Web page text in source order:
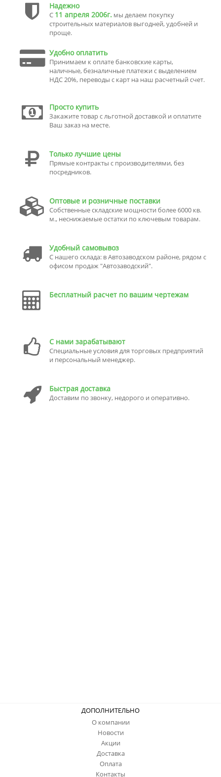
Надежно
С 11 апреля 2006г. мы делаем покупку
строительных материалов выгодней, удобней и
проще.
Удобно оплатить
Принимаем к оплате банковские карты,
наличные, безналичные платежи с выделением
НДС 20%, переводы с карт на наш расчетный счет.
Просто купить
Закажите товар с льготной доставкой и оплатите
Ваш заказ на месте.
Только лучшие цены
Прямые контракты с производителями, без
посредников.
Оптовые и розничные поставки
Собственные складские мощности более 6000 кв.
м., неснижаемые остатки по ключевым товарам.
Удобный самовывоз
С нашего склада: в Автозаводском районе, рядом с
офисом продаж "Автозаводский".
Бесплатный расчет по вашим чертежам
С нами зарабатывают
Специальные условия для торговых предприятий
и персональный менеджер.
Быстрая доставка
Доставим по звонку, недорого и оперативно.
ДОПОЛНИТЕЛЬНО
О компании
Новости
Акции
Доставка
Оплата
Контакты